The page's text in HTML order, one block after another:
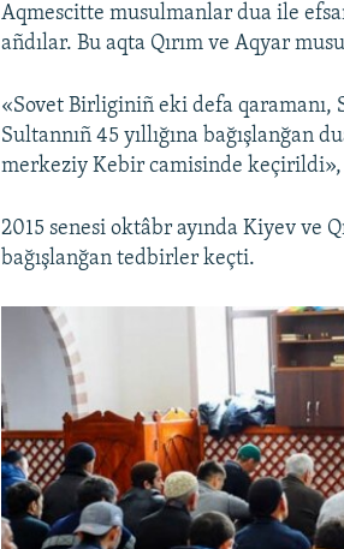
Aqmescitte musulmanlar dua ile
añdılar. Bu aqta Qırım ve Aqyar
«Sovet Birliginiñ eki defa qaramanı,
Sultannıñ 45 yıllığına bağışlanğan
merkeziy Kebir camisinde
2015 senesi oktâbr ayında Kiyev ve
bağışlanğan tedbirler keçti.